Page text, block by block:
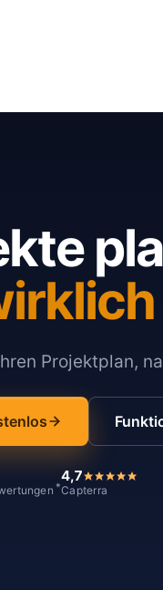
Projektplan,
*
4,7
Capterra